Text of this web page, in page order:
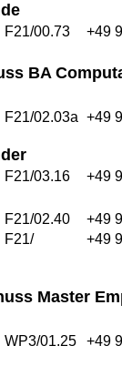
F21/00.73 +49
BA
F21/02.03a +49
F21/03.16 +49
F21/02.40
+49
F21/
+49
Master
WP3/01.25 +49